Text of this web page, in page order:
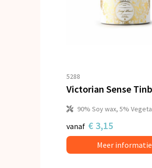
5288
90% Soy wax, 5%
vanaf € 3,15
Meer informatie